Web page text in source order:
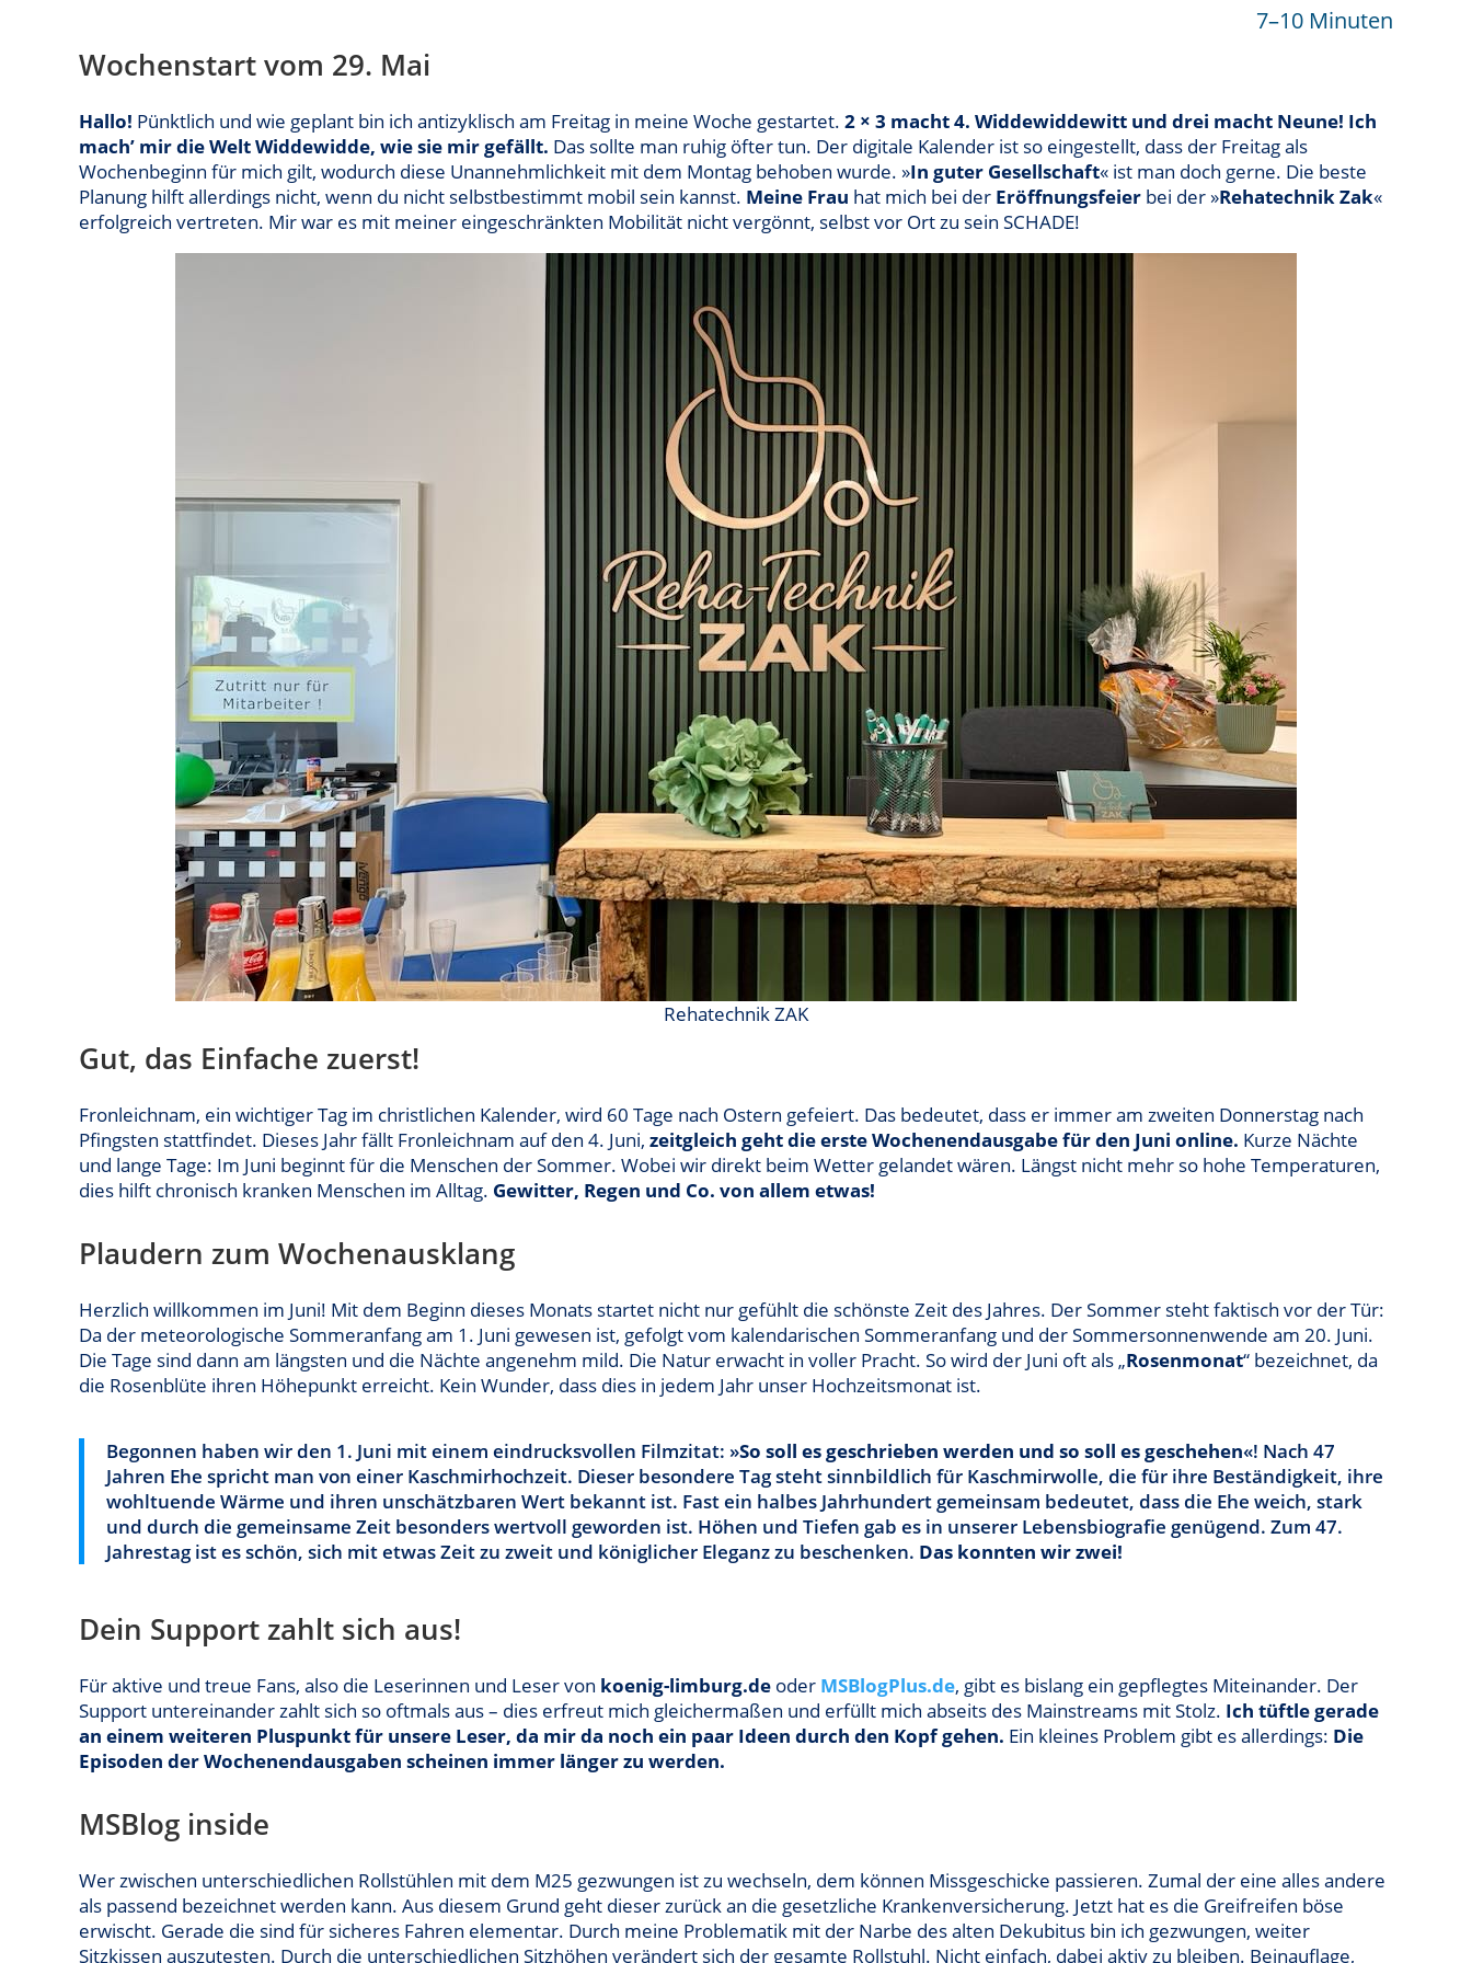
7–10 Minuten
Wochenstart vom 29. Mai
Hallo! Pünktlich und wie geplant bin ich antizyklisch am Freitag in meine Woche gestartet. 2 × 3 macht 4. Widdewiddewitt und drei macht Neune! Ich
mach’ mir die Welt Widdewidde, wie sie mir gefällt. Das sollte man ruhig öfter tun. Der digitale Kalender ist so eingestellt, dass der Freitag als
Wochenbeginn für mich gilt, wodurch diese Unannehmlichkeit mit dem Montag behoben wurde. »In guter Gesellschaft« ist man doch gerne. Die beste
Planung hilft allerdings nicht, wenn du nicht selbstbestimmt mobil sein kannst. Meine Frau hat mich bei der Eröffnungsfeier bei der »Rehatechnik Zak«
erfolgreich vertreten. Mir war es mit meiner eingeschränkten Mobilität nicht vergönnt, selbst vor Ort zu sein SCHADE!
Rehatechnik ZAK
Gut, das Einfache zuerst!
Fronleichnam, ein wichtiger Tag im christlichen Kalender, wird 60 Tage nach Ostern gefeiert. Das bedeutet, dass er immer am zweiten Donnerstag nach
Pfingsten stattfindet. Dieses Jahr fällt Fronleichnam auf den 4. Juni, zeitgleich geht die erste Wochenendausgabe für den Juni online. Kurze Nächte
und lange Tage: Im Juni beginnt für die Menschen der Sommer. Wobei wir direkt beim Wetter gelandet wären. Längst nicht mehr so hohe Temperaturen,
dies hilft chronisch kranken Menschen im Alltag. Gewitter, Regen und Co. von allem etwas!
Plaudern zum Wochenausklang
Herzlich willkommen im Juni! Mit dem Beginn dieses Monats startet nicht nur gefühlt die schönste Zeit des Jahres. Der Sommer steht faktisch vor der Tür:
Da der meteorologische Sommeranfang am 1. Juni gewesen ist, gefolgt vom kalendarischen Sommeranfang und der Sommersonnenwende am 20. Juni.
Die Tage sind dann am längsten und die Nächte angenehm mild. Die Natur erwacht in voller Pracht. So wird der Juni oft als „Rosenmonat“ bezeichnet, da
die Rosenblüte ihren Höhepunkt erreicht. Kein Wunder, dass dies in jedem Jahr unser Hochzeitsmonat ist.
Begonnen haben wir den 1. Juni mit einem eindrucksvollen Filmzitat: »So soll es geschrieben werden und so soll es geschehen«! Nach 47
Jahren Ehe spricht man von einer Kaschmirhochzeit. Dieser besondere Tag steht sinnbildlich für Kaschmirwolle, die für ihre Beständigkeit, ihre
wohltuende Wärme und ihren unschätzbaren Wert bekannt ist. Fast ein halbes Jahrhundert gemeinsam bedeutet, dass die Ehe weich, stark
und durch die gemeinsame Zeit besonders wertvoll geworden ist. Höhen und Tiefen gab es in unserer Lebensbiografie genügend. Zum 47.
Jahrestag ist es schön, sich mit etwas Zeit zu zweit und königlicher Eleganz zu beschenken. Das konnten wir zwei!
Dein Support zahlt sich aus!
Für aktive und treue Fans, also die Leserinnen und Leser von koenig-limburg.de oder MSBlogPlus.de, gibt es bislang ein gepflegtes Miteinander. Der
Support untereinander zahlt sich so oftmals aus – dies erfreut mich gleichermaßen und erfüllt mich abseits des Mainstreams mit Stolz. Ich tüftle gerade
an einem weiteren Pluspunkt für unsere Leser, da mir da noch ein paar Ideen durch den Kopf gehen. Ein kleines Problem gibt es allerdings: Die
Episoden der Wochenendausgaben scheinen immer länger zu werden.
MSBlog inside
Wer zwischen unterschiedlichen Rollstühlen mit dem M25 gezwungen ist zu wechseln, dem können Missgeschicke passieren. Zumal der eine alles andere
als passend bezeichnet werden kann. Aus diesem Grund geht dieser zurück an die gesetzliche Krankenversicherung. Jetzt hat es die Greifreifen böse
erwischt. Gerade die sind für sicheres Fahren elementar. Durch meine Problematik mit der Narbe des alten Dekubitus bin ich gezwungen, weiter
Sitzkissen auszutesten. Durch die unterschiedlichen Sitzhöhen verändert sich der gesamte Rollstuhl. Nicht einfach, dabei aktiv zu bleiben. Beinauflage,